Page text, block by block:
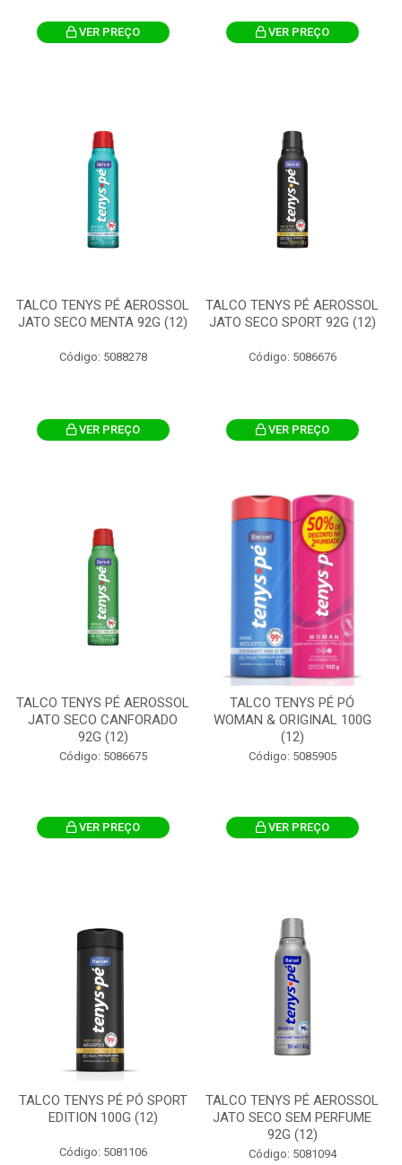
VER PREÇO VER PREÇO
TALCO TENYS PÉ AEROSSOL
JATO SECO MENTA 92G (12)
Código: 5088278
VER PREÇO
TALCO TENYS PÉ AEROSSOL
JATO SECO SPORT 92G (12)
Código: 5086676
VER PREÇO
TALCO TENYS PÉ AEROSSOL
JATO SECO CANFORADO
92G (12)
Código: 5086675
VER PREÇO
TALCO TENYS PÉ PÓ
WOMAN & ORIGINAL 100G
(12)
Código: 5085905
VER PREÇO
TALCO TENYS PÉ PÓ SPORT
EDITION 100G (12)
Código: 5081106
TALCO TENYS PÉ AEROSSOL
JATO SECO SEM PERFUME
92G (12)
Código: 5081094